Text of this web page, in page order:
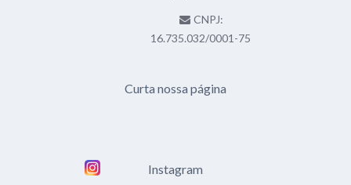
CNPJ:
16.735.032/0001-75
Curta nossa página
Instagram